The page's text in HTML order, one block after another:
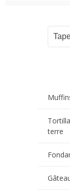
terre